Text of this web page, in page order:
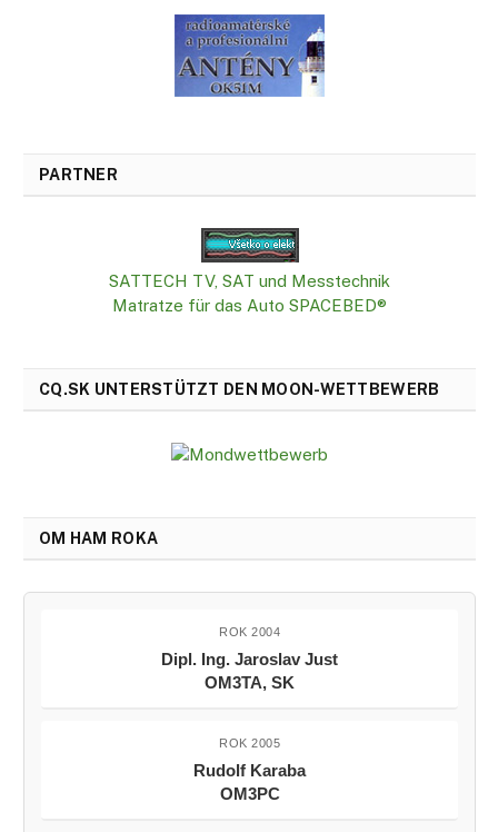
PARTNER
SATTECH TV, SAT und Messtechnik
Matratze für das Auto SPACEBED®
CQ.SK UNTERSTÜTZT DEN MOON-WETTBEWERB
OM HAM ROKA
ROK 2004
Dipl. Ing. Jaroslav Just
OM3TA, SK
ROK 2005
Rudolf Karaba
OM3PC